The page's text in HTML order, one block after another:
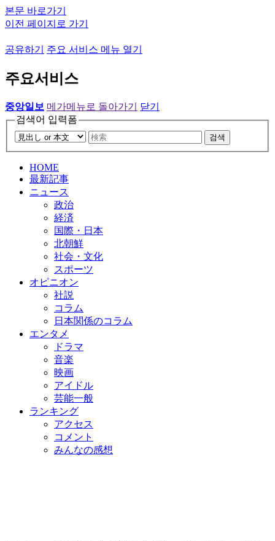
본문 바로가기
이전 페이지로 가기
공유하기 주요 서비스 메뉴 열기
주요서비스
중앙일보 메가메뉴로 돌아가기
닫기
검색어 입력폼
검색
HOME
最新記事
ニュース
政治
経済
国際・日本
北朝鮮
社会・文化
スポーツ
オピニオン
社説
コラム
日本関係のコラム
エンタメ
ドラマ
音楽
映画
アイドル
芸能一般
ランキング
アクセス
コメント
みんなの感想